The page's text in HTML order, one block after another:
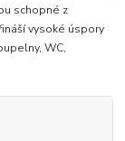
schopné z
vysoké úspory
WC,